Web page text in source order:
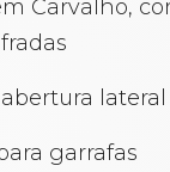
Carvalho,
lateral
garrafas